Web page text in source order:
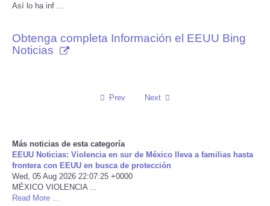
Politics
Press Releases
Sports
Technology
Así lo ha inf ...
Obtenga completa Información el EEUU Bing
Noticias
Prev Next
Más noticias de esta categoría
EEUU Noticias: Violencia en sur de México lleva a familias hasta
frontera con EEUU en busca de protección
Wed, 05 Aug 2026 22:07:25 +0000
MÉXICO VIOLENCIA ...
Read More ...